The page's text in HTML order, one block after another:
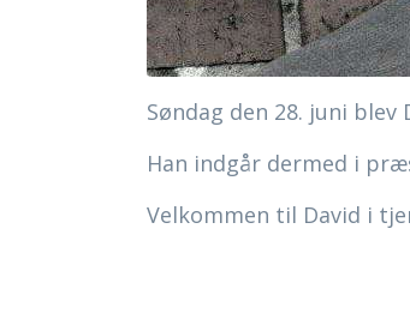
Søndag den 28. juni
Han indgår dermed i
Velkommen til David i